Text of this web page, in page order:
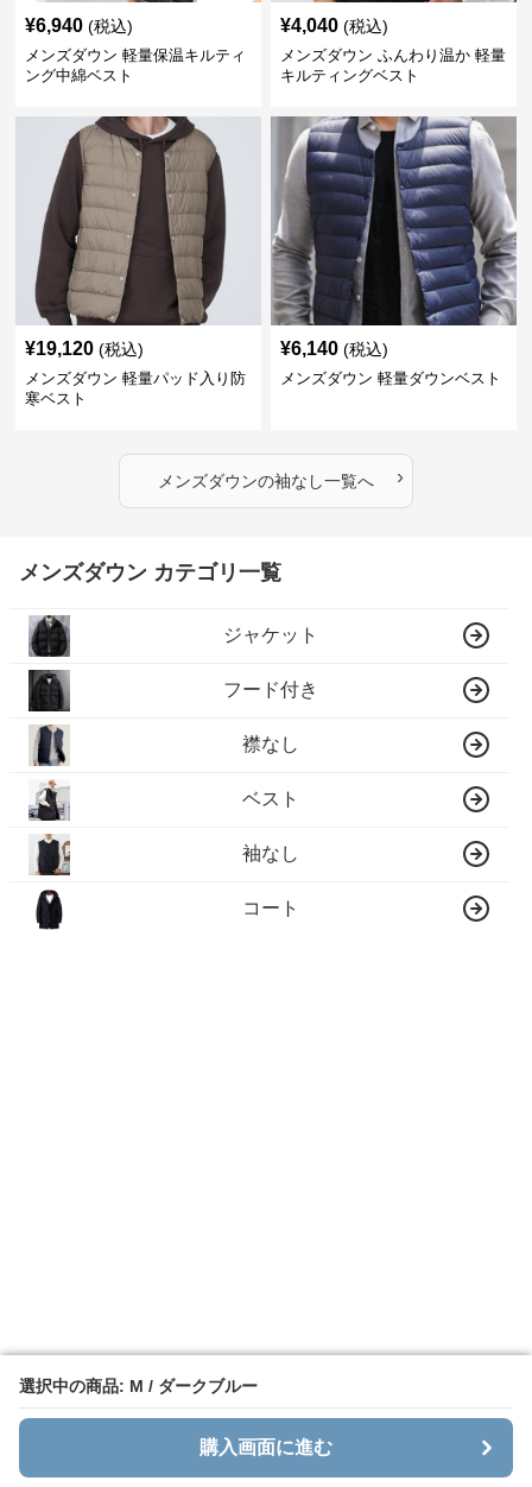
選択中の商品: M / ダークブルー
購入画面に進む
選択中の商品: M / ダークブルー
購入画面に進む
¥6,940 (税込)
メンズダウン 軽量保温キルティ
ング中綿ベスト
¥4,040 (税込)
メンズダウン ふんわり温か 軽量
キルティングベスト
¥19,120 (税込)
メンズダウン 軽量パッド入り防
寒ベスト
¥6,140 (税込)
メンズダウン 軽量ダウンベスト
メンズダウンの袖なし一覧へ ›
メンズダウン カテゴリ一覧
ジャケット
フード付き
襟なし
ベスト
袖なし
コート